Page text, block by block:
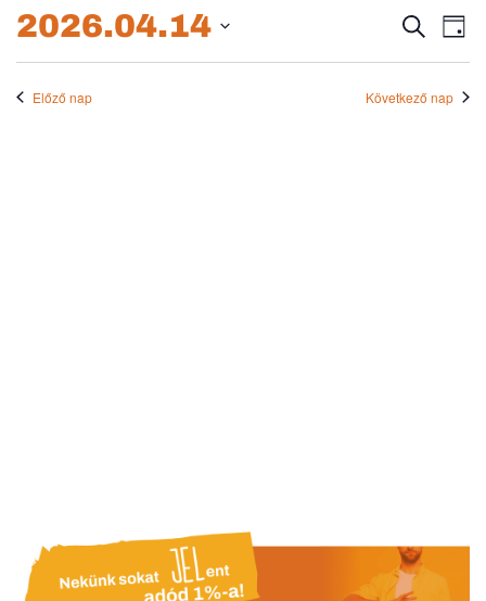
2026.04.14.
és
Keresett
kifejezés
Nap
2026.04.14
Előző nap
Következő nap